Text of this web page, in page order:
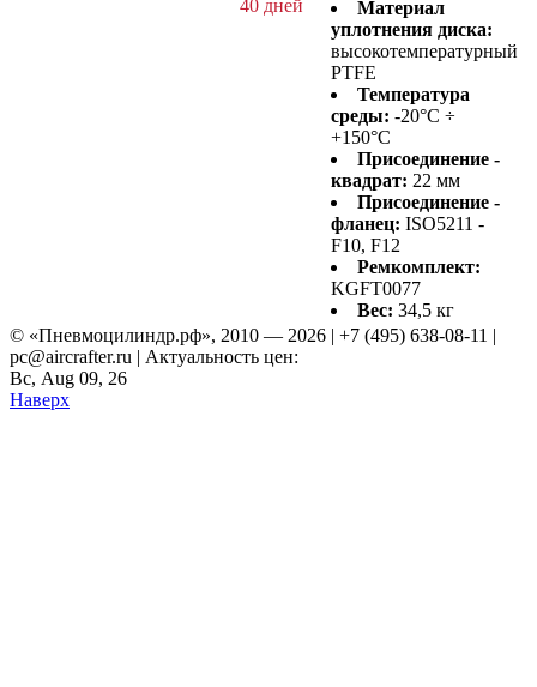
40 дней
Материал
уплотнения диска:
высокотемпературный
PTFE
Температура
среды: -20°C ÷
+150°C
Присоединение -
квадрат: 22 мм
Присоединение -
фланец: ISO5211 -
F10, F12
Ремкомплект:
KGFT0077
Вес: 34,5 кг
© «Пневмоцилиндр.рф», 2010 — 2026 | +7 (495) 638-08-11 |
pc@aircrafter.ru | Актуальность цен:
Вс, Aug 09, 26
Наверх